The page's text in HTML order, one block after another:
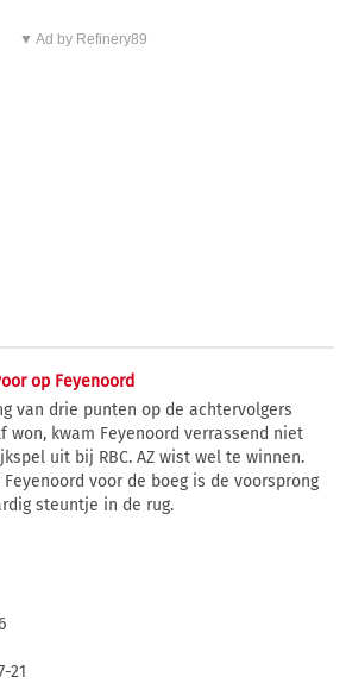
▼ Ad by Refinery89
op Feyenoord
van drie punten op de achtervolgers
won, kwam Feyenoord verrassend niet
uit bij RBC. AZ wist wel te winnen.
voor de boeg is de voorsprong
steuntje in de rug.
21